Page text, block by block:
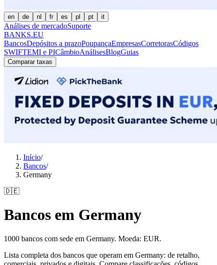
en de nl fr es pl pt it
Análises de mercadoSuporte
BANKS.EU
BancosDepósitos a prazoPoupançaEmpresasCorretorasCódigos
SWIFTEMI e PICâmbioAnálisesBlogGuias
Comparar taxas
Início/
Bancos/
Germany
🇩🇪
Bancos em Germany
1000 bancos com sede em Germany. Moeda: EUR.
Lista completa dos bancos que operam em Germany: de retalho,